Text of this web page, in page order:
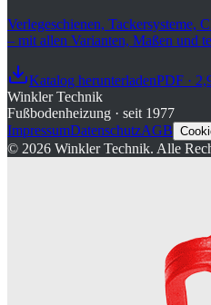
Verlegeschienen, Tackersysteme,
– mit allen Varianten, Maßen und
Katalog herunterladenPDF ·
Winkler Technik
Fußbodenheizung · seit 1977
ImpressumDatenschutzAGB
© 2026 Winkler Technik. Alle